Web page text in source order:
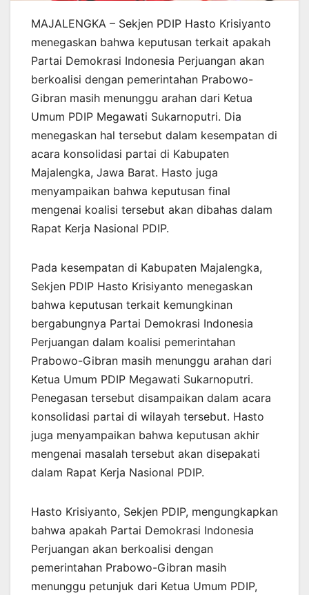
MAJALENGKA – Sekjen PDIP Hasto Krisiyanto
menegaskan bahwa keputusan terkait apakah
Partai Demokrasi Indonesia Perjuangan akan
berkoalisi dengan pemerintahan Prabowo-
Gibran masih menunggu arahan dari Ketua
Umum PDIP Megawati Sukarnoputri. Dia
menegaskan hal tersebut dalam kesempatan di
acara konsolidasi partai di Kabupaten
Majalengka, Jawa Barat. Hasto juga
menyampaikan bahwa keputusan final
mengenai koalisi tersebut akan dibahas dalam
Rapat Kerja Nasional PDIP.
Pada kesempatan di Kabupaten Majalengka,
Sekjen PDIP Hasto Krisiyanto menegaskan
bahwa keputusan terkait kemungkinan
bergabungnya Partai Demokrasi Indonesia
Perjuangan dalam koalisi pemerintahan
Prabowo-Gibran masih menunggu arahan dari
Ketua Umum PDIP Megawati Sukarnoputri.
Penegasan tersebut disampaikan dalam acara
konsolidasi partai di wilayah tersebut. Hasto
juga menyampaikan bahwa keputusan akhir
mengenai masalah tersebut akan disepakati
dalam Rapat Kerja Nasional PDIP.
Hasto Krisiyanto, Sekjen PDIP, mengungkapkan
bahwa apakah Partai Demokrasi Indonesia
Perjuangan akan berkoalisi dengan
pemerintahan Prabowo-Gibran masih
menunggu petunjuk dari Ketua Umum PDIP,